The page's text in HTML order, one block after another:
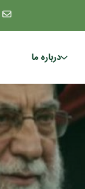
درباره ما